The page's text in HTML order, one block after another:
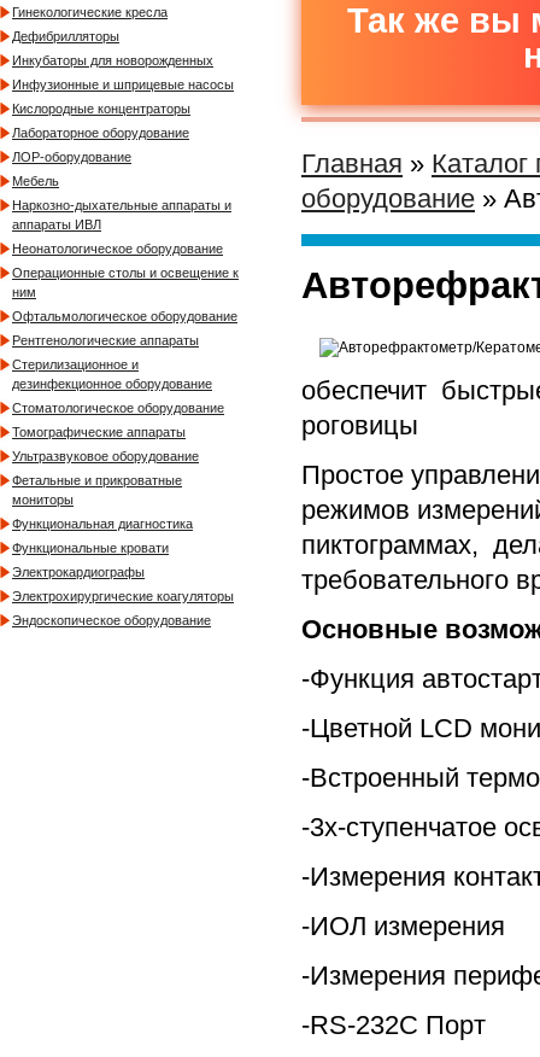
Гинекологические кресла
Дефибрилляторы
Инкубаторы для новорожденных
Инфузионные и шприцевые насосы
Кислородные концентраторы
Лабораторное оборудование
ЛОР-оборудование
Мебель
Наркозно-дыхательные аппараты и
аппараты ИВЛ
Неонатологическое оборудование
Операционные столы и освещение к
ним
Офтальмологическое оборудование
Рентгенологические аппараты
Стерилизационное и
дезинфекционное оборудование
Стоматологическое оборудование
Томографические аппараты
Ультразвуковое оборудование
Фетальные и прикроватные
мониторы
Функциональная диагностика
Функциональные кровати
Электрокардиографы
Электрохирургические коагуляторы
Эндоскопическое оборудование
Так же вы
Главная » Каталог
оборудование »
обеспечит
роговицы
Простое
режимов
пиктограммах,
требовательного
Основные
-Функция
-Цветной LCD
-Встроенный
-3х-ступенчатое
-Измерения
-ИОЛ измерения
-Измерения
-RS-232C Порт